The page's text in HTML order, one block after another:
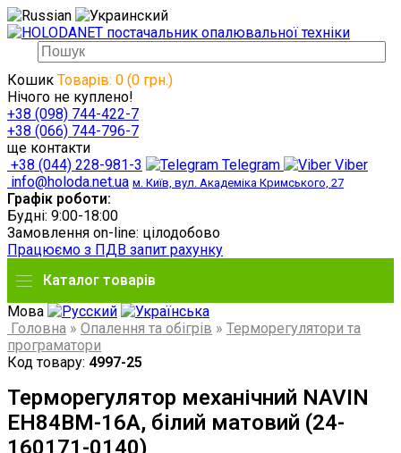
Кошик Товарів: 0 (0 грн.)
Нічого не куплено!
+38 (098) 744-422-7
+38 (066) 744-796-7
ще контакти
+38 (044) 228-981-3
Telegram
Viber
info@holoda.net.ua м. Київ, вул. Академіка Кримського, 27
Графік роботи:
Будні: 9:00-18:00
Замовлення on-line: цілодобово
Працюємо з ПДВ запит рахунку
Каталог товарів
Мова
Головна » Опалення та обігрів » Терморегулятори та
програматори
Код товару: 4997-25
Терморегулятор механічний NAVIN
EH84BM-16A, білий матовий (24-
160171-0140)